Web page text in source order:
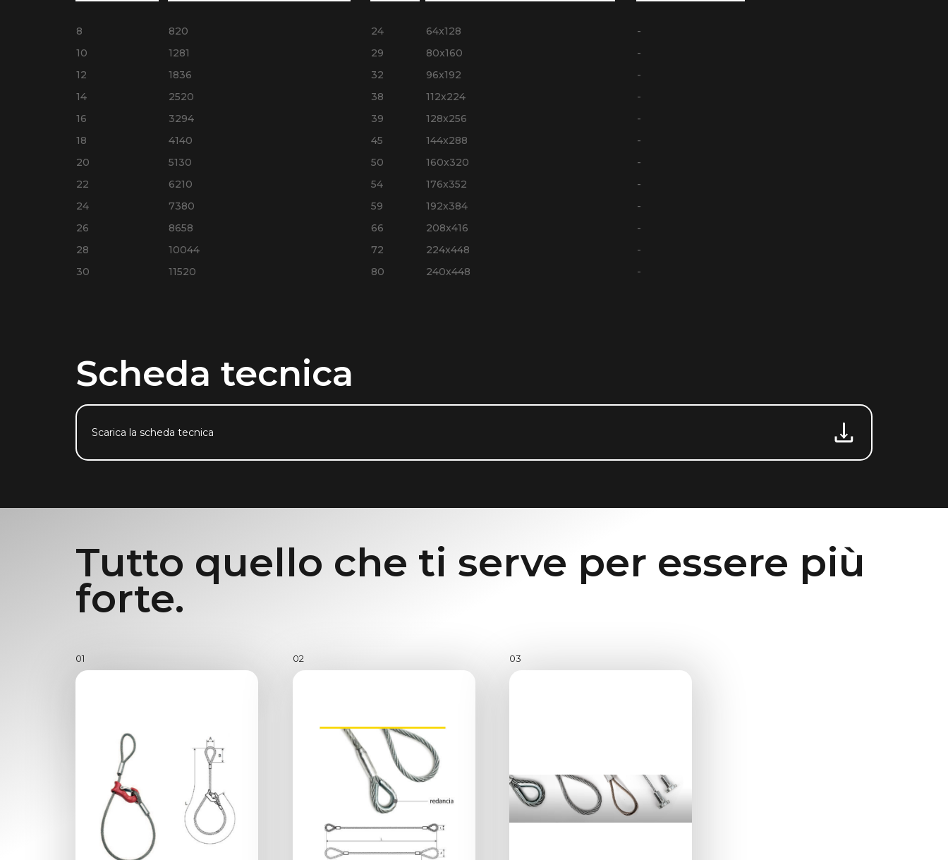
8 820 24 64x128
-
10
1281 29 80x160
-
12
1836 32 96x192
-
14
2520 38 112x224
-
16
3294 39 128x256
-
18
4140 45 144x288
-
20
5130 50 160x320
-
22
6210 54 176x352
-
24
7380 59 192x384
-
26
8658 66 208x416
-
28
10044 72 224x448
-
30
11520 80 240x448 -
Scheda tecnica
Scarica la scheda tecnica
Tutto quello che ti serve per essere più
forte.
01 02 03